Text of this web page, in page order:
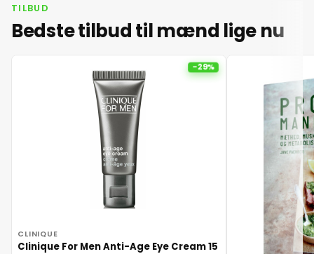
25. juni 2026
27. juni 2026
28. juni 2026
29. juni 2026
TILBUD
Bedste tilbud til mænd lige nu
-29%
CLINIQUE
Clinique For Men Anti-Age Eye Cream 15